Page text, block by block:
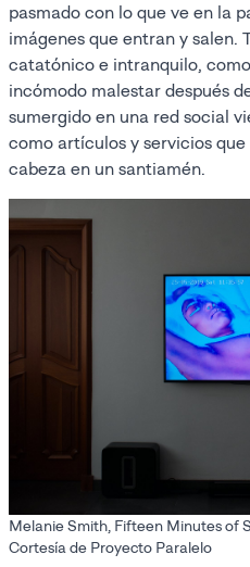
pasmado con lo que ve en la
imágenes que entran y salen.
catatónico e intranquilo,
incómodo malestar después
sumergido en una red social
como artículos y servicios
cabeza en un santiamén.
Melanie Smith, Fifteen Minutes of
Cortesía de Proyecto Paralelo